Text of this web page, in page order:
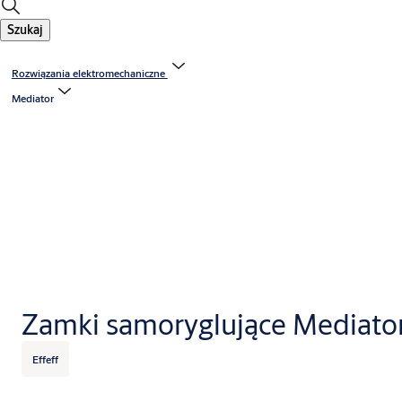
Szukaj
Rozwiązania elektromechaniczne
Mediator
Zamki samoryglujące
Effeff